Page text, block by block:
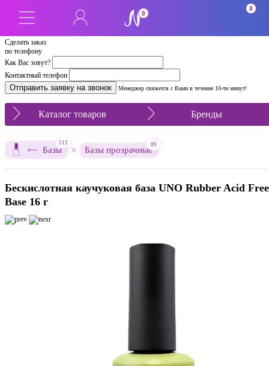
Сделать заказ
по телефону
Как Вас зовут?
Контактный телефон
Менеджер свяжется с Вами в течение 10-ти минут!
0
0
Каталог товаров Бренды
Базы
513
× Базы прозрачные
89
Бескислотная каучуковая база UNO Rubber Acid Free
Base 16 г